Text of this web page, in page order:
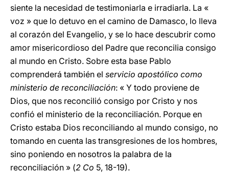
siente la necesidad de testimoniarla e irradiarla. La «
voz » que lo detuvo en el camino de Damasco, lo lleva
al corazón del Evangelio, y se lo hace descubrir como
amor misericordioso del Padre que reconcilia consigo
al mundo en Cristo. Sobre esta base Pablo
comprenderá también el servicio apostólico como
ministerio de reconciliación: « Y todo proviene de
Dios, que nos reconcilió consigo por Cristo y nos
confió el ministerio de la reconciliación. Porque en
Cristo estaba Dios reconciliando al mundo consigo, no
tomando en cuenta las transgresiones de los hombres,
sino poniendo en nosotros la palabra de la
reconciliación » (2 Co 5, 18-19).